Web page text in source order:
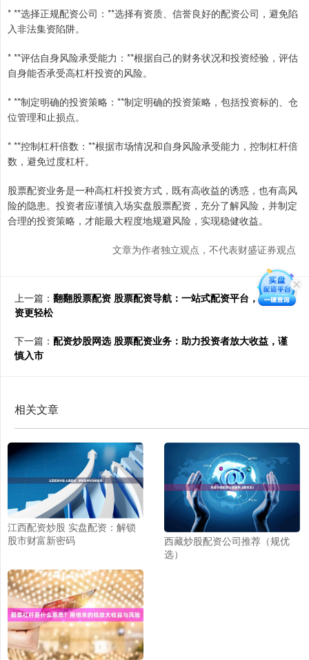
* **选择正规配资公司：**选择有资质、信誉良好的配资公司，避免陷
入非法集资陷阱。
* **评估自身风险承受能力：**根据自己的财务状况和投资经验，评估
自身能否承受高杠杆投资的风险。
* **制定明确的投资策略：**制定明确的投资策略，包括投资标的、仓
位管理和止损点。
* **控制杠杆倍数：**根据市场情况和自身风险承受能力，控制杠杆倍
数，避免过度杠杆。
股票配资业务是一种高杠杆投资方式，既有高收益的诱惑，也有高风
险的隐患。投资者应谨慎入场实盘股票配资，充分了解风险，并制定
合理的投资策略，才能最大程度地规避风险，实现稳健收益。
文章为作者独立观点，不代表财盛证券观点
上一篇： 翻翻股票配资 股票配资导航：一站式配资平台，助你投
资更轻松
下一篇： 配资炒股网选 股票配资业务：助力投资者放大收益，谨
慎入市
相关文章
江西配资炒股 实盘配资：解锁
股市财富新密码
西藏炒股配资公司推荐（规优
选）